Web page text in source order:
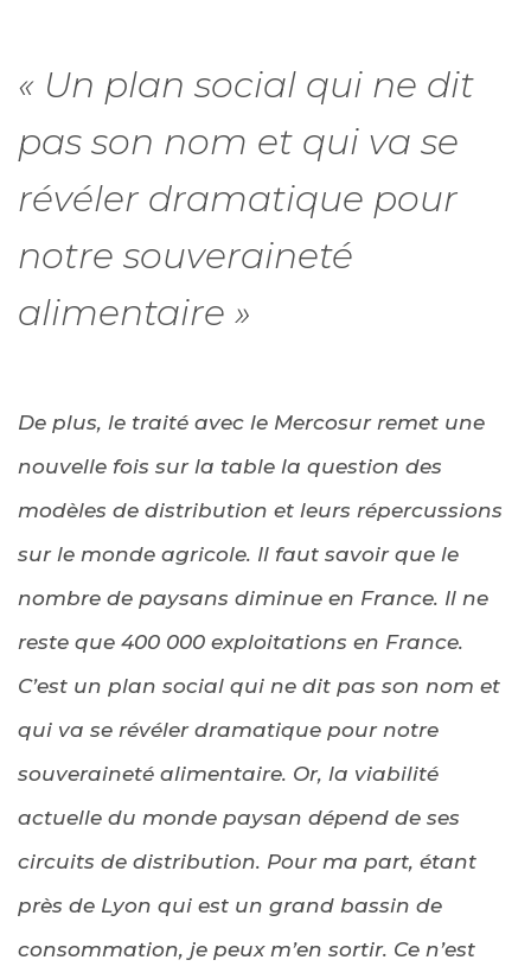
« Un plan social qui ne dit
pas son nom et qui va se
révéler dramatique pour
notre souveraineté
alimentaire »
De plus, le traité avec le Mercosur remet une
nouvelle fois sur la table la question des
modèles de distribution et leurs répercussions
sur le monde agricole. Il faut savoir que le
nombre de paysans diminue en France. Il ne
reste que 400 000 exploitations en France.
C’est un plan social qui ne dit pas son nom et
qui va se révéler dramatique pour notre
souveraineté alimentaire. Or, la viabilité
actuelle du monde paysan dépend de ses
circuits de distribution. Pour ma part, étant
près de Lyon qui est un grand bassin de
consommation, je peux m’en sortir. Ce n’est